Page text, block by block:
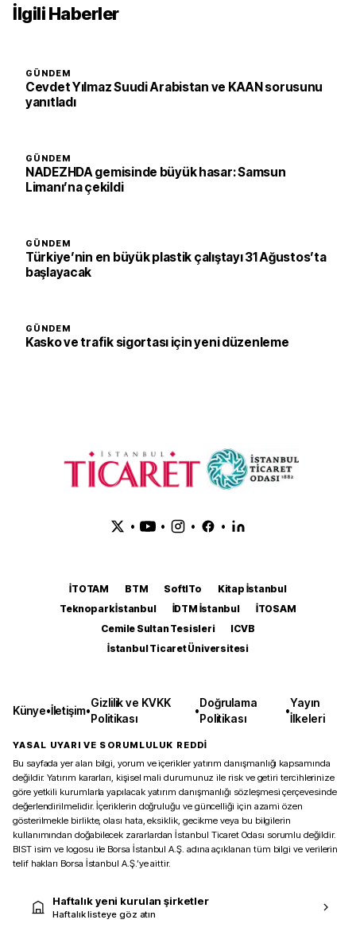
İlgili Haberler
GÜNDEM
Cevdet Yılmaz Suudi Arabistan ve KAAN sorusunu
yanıtladı
GÜNDEM
NADEZHDA gemisinde büyük hasar: Samsun
Limanı’na çekildi
GÜNDEM
Türkiye’nin en büyük plastik çalıştayı 31 Ağustos’ta
başlayacak
GÜNDEM
Kasko ve trafik sigortası için yeni düzenleme
• • • •
İTOTAM BTM SoftITo
Kitap İstanbul
Teknopark İstanbul
İDTM İstanbul
İTOSAM
Cemile Sultan Tesisleri
ICVB
İstanbul Ticaret Üniversitesi
Künye•İletişim•
Gizlilik ve KVKK
Politikası
•
Doğrulama
Politikası
•
Yayın
İlkeleri
YASAL UYARI VE SORUMLULUK REDDİ
Bu sayfada yer alan bilgi, yorum ve içerikler yatırım danışmanlığı kapsamında
değildir. Yatırım kararları, kişisel mali durumunuz ile risk ve getiri tercihlerinize
göre yetkili kurumlarla yapılacak yatırım danışmanlığı sözleşmesi çerçevesinde
değerlendirilmelidir. İçeriklerin doğruluğu ve güncelliği için azami özen
gösterilmekle birlikte, olası hata, eksiklik, gecikme veya bu bilgilerin
kullanımından doğabilecek zararlardan İstanbul Ticaret Odası sorumlu değildir.
BIST isim ve logosu ile Borsa İstanbul A.Ş. adına açıklanan tüm bilgi ve verilerin
telif hakları Borsa İstanbul A.Ş.’ye aittir.
Haftalık yeni kurulan şirketler
Haftalık listeye göz atın